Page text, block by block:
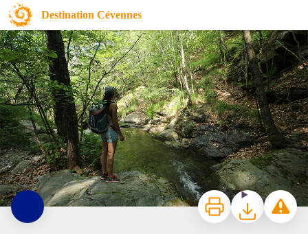
Destination Cévennes
Soleyrols
© Morgane Pierredon
ImprimerTéléchargerSignaler